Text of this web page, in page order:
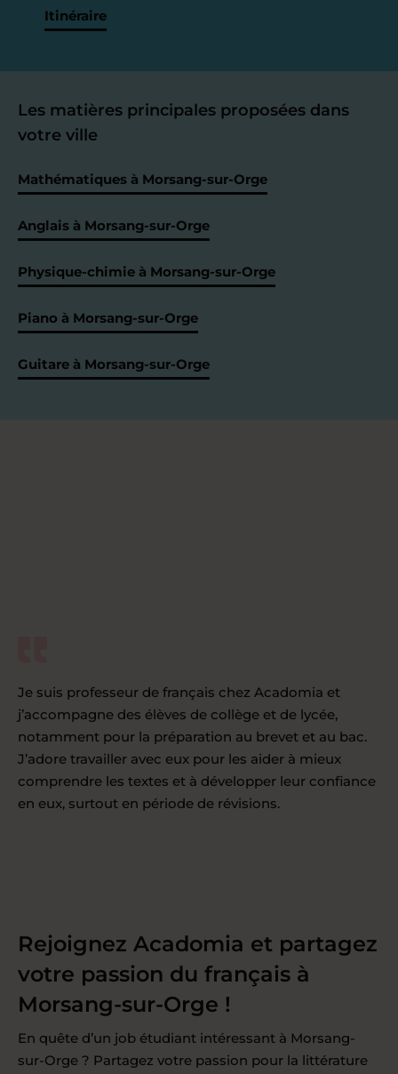
Itinéraire
Les matières principales proposées dans
votre ville
Mathématiques à Morsang-sur-Orge
Anglais à Morsang-sur-Orge
Physique-chimie à Morsang-sur-Orge
Piano à Morsang-sur-Orge
Guitare à Morsang-sur-Orge
Je suis professeur de français chez Acadomia et
j’accompagne des élèves de collège et de lycée,
notamment pour la préparation au brevet et au bac.
J’adore travailler avec eux pour les aider à mieux
comprendre les textes et à développer leur confiance
en eux, surtout en période de révisions.
Rejoignez Acadomia et partagez
votre passion du français à
Morsang-sur-Orge !
En quête d’un job étudiant intéressant à Morsang-
sur-Orge ? Partagez votre passion pour la littérature